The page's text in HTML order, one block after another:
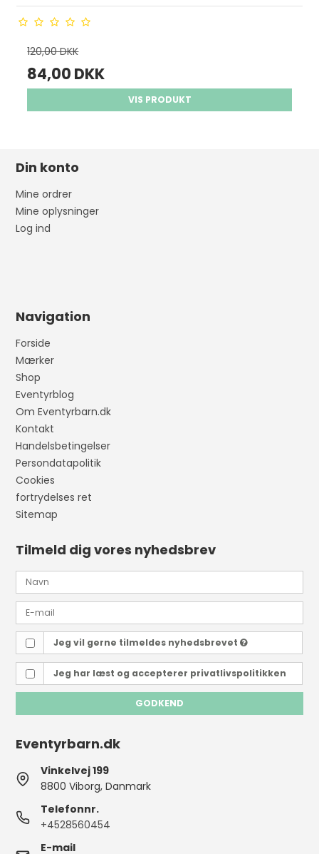
120,00 DKK
84,00 DKK
VIS PRODUKT
Din konto
Mine ordrer
Mine oplysninger
Log ind
Navigation
Forside
Mærker
Shop
Eventyrblog
Om Eventyrbarn.dk
Kontakt
Handelsbetingelser
Persondatapolitik
Cookies
fortrydelses ret
Sitemap
Tilmeld dig vores nyhedsbrev
Jeg vil gerne tilmeldes nyhedsbrevet
Jeg har læst og accepterer privatlivspolitikken
GODKEND
Eventyrbarn.dk
Vinkelvej 199
8800 Viborg, Danmark
Telefonnr.
+4528560454
E-mail